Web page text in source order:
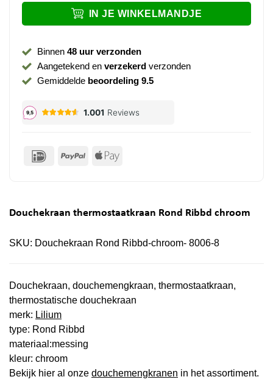
IN JE WINKELMANDJE
Binnen 48 uur verzonden
Aangetekend en verzekerdverzonden
Gemiddelde beoordeling 9.5
IDeal PayPal Apple
Douchekraan thermostaatkraan Rond Ribbd chroom
SKU: Douchekraan Rond Ribbd-chroom- 8006-8
Douchekraan, douchemengkraan, thermostaatkraan,
thermostatische douchekraan
merk: Lilium
type: Rond Ribbd
materiaal:messing
kleur: chroom
Bekijk hier al onze douchemengkranen in het assortiment.